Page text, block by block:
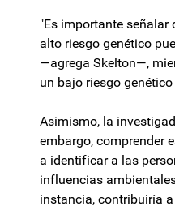
"Es importante señalar
alto riesgo genético
—agrega Skelton—,
un bajo riesgo
Asimismo, la
embargo, comprender
a identificar a las
influencias
instancia, contribuiría